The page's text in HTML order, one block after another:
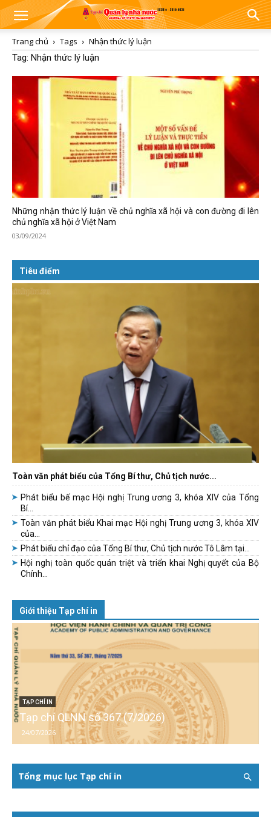
Trang chủ Tags
Nhận thức lý luận
Tag: Nhận thức lý luận
Những nhận thức lý luận về chủ nghĩa xã hội và con đường đi lên
chủ nghĩa xã hội ở Việt Nam
03/09/2024
Tiêu điểm
Toàn văn phát biểu của Tổng Bí thư, Chủ tịch nước...
Phát biểu bế mạc Hội nghị Trung ương 3, khóa XIV của Tổng
Bí...
Toàn văn phát biểu Khai mạc Hội nghị Trung ương 3, khóa XIV
của...
Phát biểu chỉ đạo của Tổng Bí thư, Chủ tịch nước Tô Lâm tại...
Hội nghị toàn quốc quán triệt và triển khai Nghị quyết của Bộ
Chính...
Giới thiệu Tạp chí in
TẠP CHÍ IN
Tạp chí QLNN số 367 (7/2026)
24/07/2026
Tổng mục lục Tạp chí in